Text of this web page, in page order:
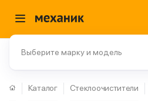
Выберите марку и модель
Каталог Стеклоочистители